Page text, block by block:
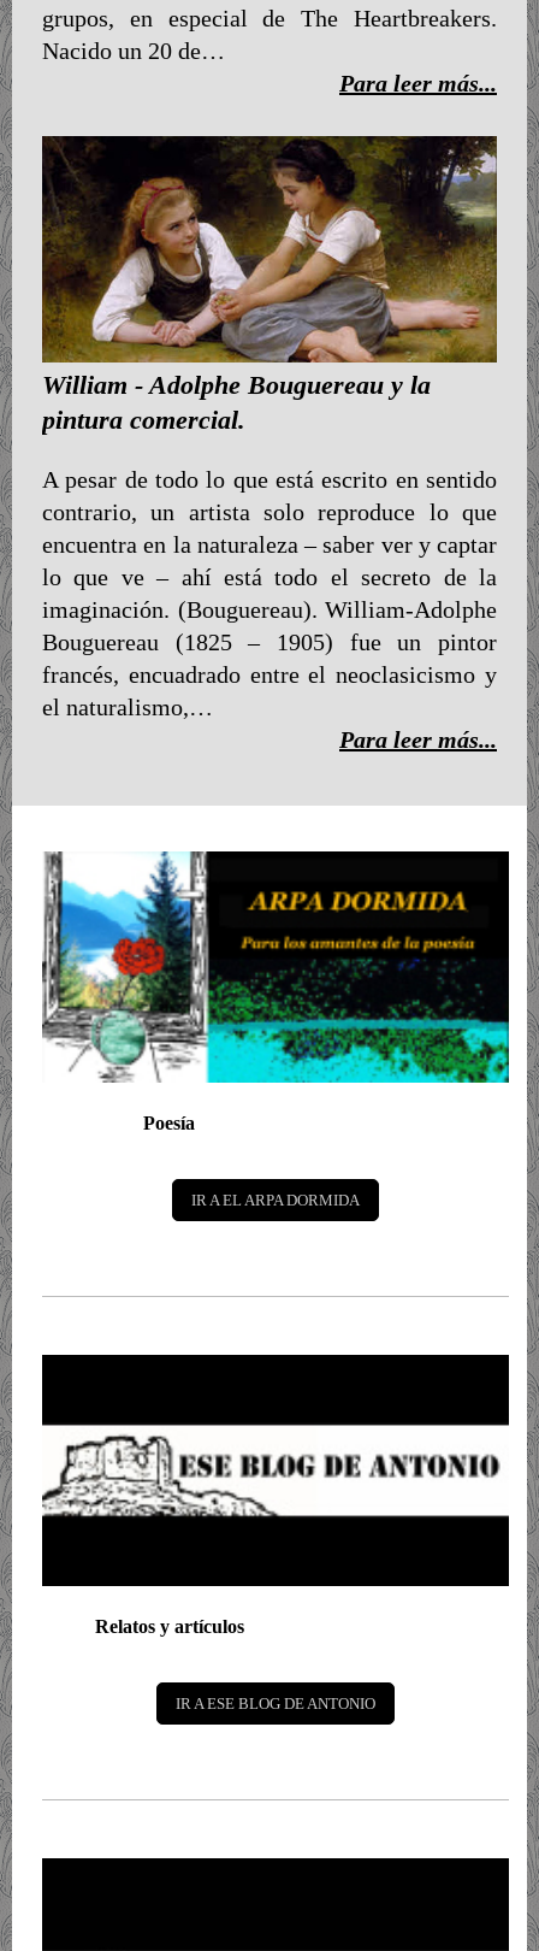
grupos, en especial de The Heartbreakers.
Nacido un 20 de…
Para leer más...
William - Adolphe Bouguereau y la
pintura comercial.
A pesar de todo lo que está escrito en sentido
contrario, un artista solo reproduce lo que
encuentra en la naturaleza – saber ver y captar
lo que ve – ahí está todo el secreto de la
imaginación. (Bouguereau). William-Adolphe
Bouguereau (1825 – 1905) fue un pintor
francés, encuadrado entre el neoclasicismo y
el naturalismo,…
Para leer más...
Poesía
IR A EL ARPA DORMIDA
Relatos y artículos
IR A ESE BLOG DE ANTONIO